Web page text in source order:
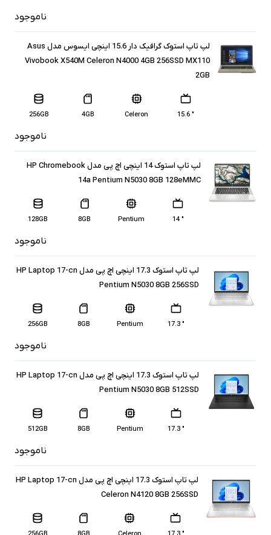
ناموجود
لپ تاپ استوک گرافیک دار 15.6 اینچی ایسوس مدل Asus
Vivobook X540M Celeron N4000 4GB 256SSD MX110
2GB
" 15.6
Celeron
4GB
256GB
ناموجود
لپ تاپ استوک 14 اینچی اچ پی مدل HP Chromebook
14a Pentium N5030 8GB 128eMMC
" 14
Pentium
8GB
128GB
ناموجود
لپ تاپ استوک 17.3 اینچی اچ پی مدل HP Laptop 17-cn
Pentium N5030 8GB 256SSD
" 17.3
Pentium
8GB
256GB
ناموجود
لپ تاپ استوک 17.3 اینچی اچ پی مدل HP Laptop 17-cn
Pentium N5030 8GB 512SSD
" 17.3
Pentium
8GB
512GB
ناموجود
لپ تاپ استوک 17.3 اینچی اچ پی مدل HP Laptop 17-cn
Celeron N4120 8GB 256SSD